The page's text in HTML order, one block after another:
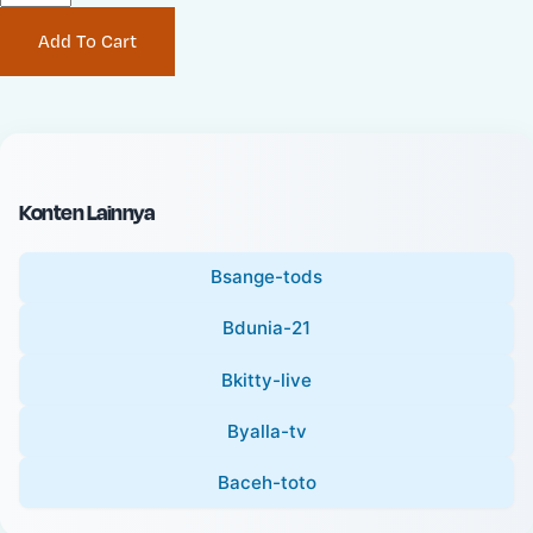
i
n
a
c
e
Add To Cart
Konten Lainnya
Bsange-tods
Bdunia-21
Bkitty-live
Byalla-tv
Baceh-toto